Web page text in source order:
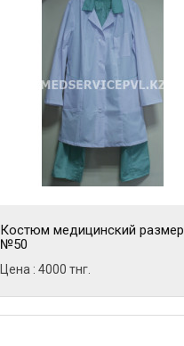
Костюм медицинский размер
№50
Цена : 4000 тнг.